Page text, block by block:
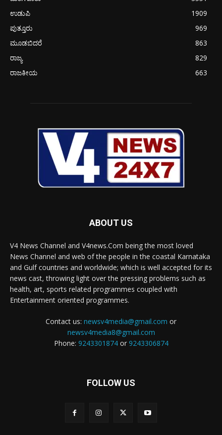
ಉಡುಪಿ
1909
ಪುತ್ತೂರು
969
ಮೂಡಬಿದರೆ
863
ರಾಜ್ಯ
829
ರಾಜಕೀಯ
663
ABOUT US
V4 News Channel and V4news.Com being the most loved
News Channel and web of the people in the coastal Karnataka
and Gulf countries and worldwide; which is well accepted for its
news cast, throwing light over the pressing problems such as
health, art, sports related programmes coupled with
Entertainment oriented programmes.
Contact us: newsv4media@gmail.com or
newsv4media8@gmail.com
Phone: 9243301874or 9243306874
FOLLOW US